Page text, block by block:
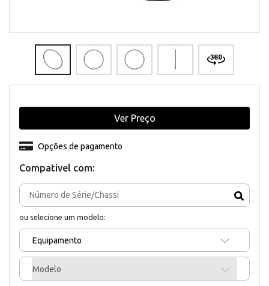
Compativel com:
ou selecione um modelo:
Equipamento
Modelo
Opções de pagamento
Ver Preço